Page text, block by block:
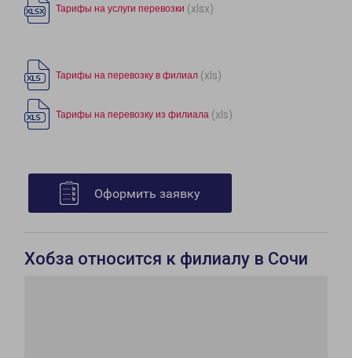
Тарифы на услуги перевозки (xlsx)
Тарифы на перевозку в филиал (xls)
Тарифы на перевозку из филиала (xls)
Оформить заявку
Хобза относится к филиалу в Сочи